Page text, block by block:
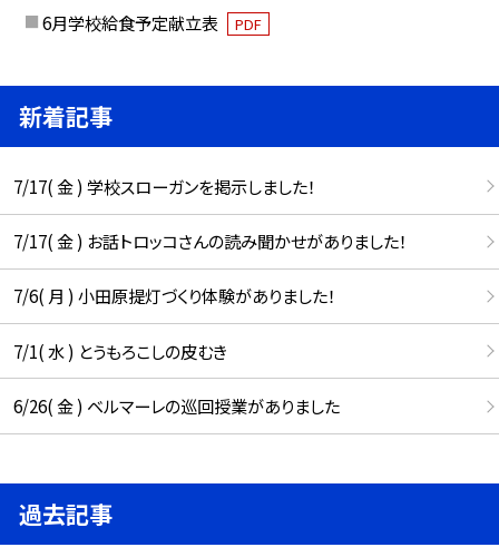
6月学校給食予定献立表
PDF
新着記事
7/17( 金 ) 学校スローガンを掲示しました！
7/17( 金 ) お話トロッコさんの読み聞かせがありました！
7/6( 月 ) 小田原提灯づくり体験がありました！
7/1( 水 ) とうもろこしの皮むき
6/26( 金 ) ベルマーレの巡回授業がありました
過去記事